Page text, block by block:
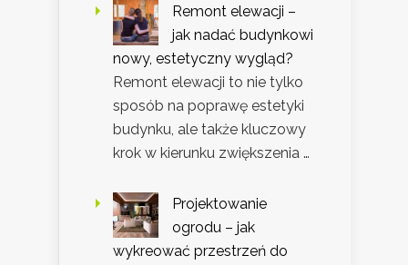
Remont elewacji –
jak nadać budynkowi
nowy, estetyczny wygląd?
Remont elewacji to nie tylko
sposób na poprawę estetyki
budynku, ale także kluczowy
krok w kierunku zwiększenia …
Projektowanie
ogrodu – jak
wykreować przestrzeń do